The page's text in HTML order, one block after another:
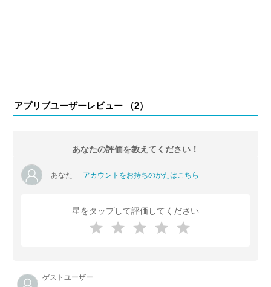
アプリブユーザーレビュー （2）
あなたの評価を教えてください！
あなた アカウントをお持ちのかたはこちら
星をタップして評価してください
ゲストユーザー